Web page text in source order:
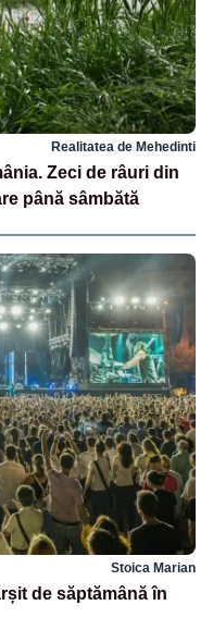
Realitatea de Mehedinti
Zeci de râuri din
până sâmbătă
Stoica Marian
de săptămână în